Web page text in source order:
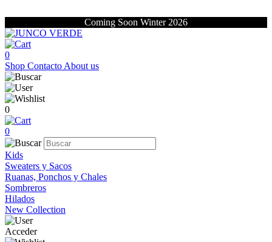
Coming Soon Winter 2026
0
Shop Contacto About us
0
0
Kids
Sweaters y Sacos
Ruanas, Ponchos y Chales
Sombreros
Hilados
New Collection
Acceder